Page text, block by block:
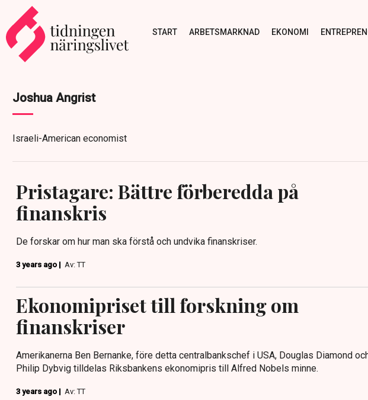
START ARBETSMARKNAD EKONOMI
Joshua Angrist
Israeli-American economist
Pristagare: Bättre förberedda på
finanskris
De forskar om hur man ska förstå och undvika finanskriser.
3 years ago | Av: TT
Ekonomipriset till forskning om
finanskriser
Amerikanerna Ben Bernanke, före detta centralbankschef i USA, Douglas Diamond
Philip Dybvig tilldelas Riksbankens ekonomipris till Alfred Nobels minne.
3 years ago | Av: TT